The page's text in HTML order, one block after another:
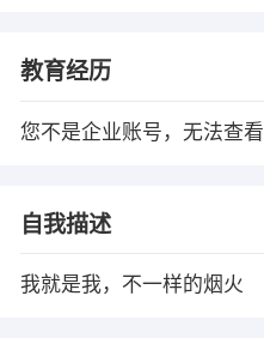
教育经历
您不是企业账号，无法查看
自我描述
我就是我，不一样的烟火